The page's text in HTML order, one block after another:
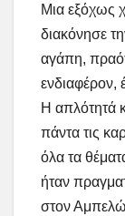
Μια εξόχως
διακόνησε
αγάπη,
ενδιαφέρον,
Η απλότητά
πάντα τις
όλα τα
ήταν
στον